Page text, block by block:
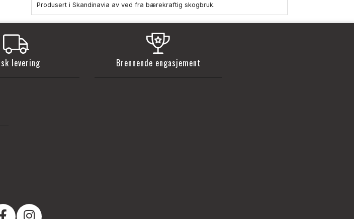
Produsert i Skandinavia av ved fra bærekraftig skogbruk.
levering Brennende engasjement